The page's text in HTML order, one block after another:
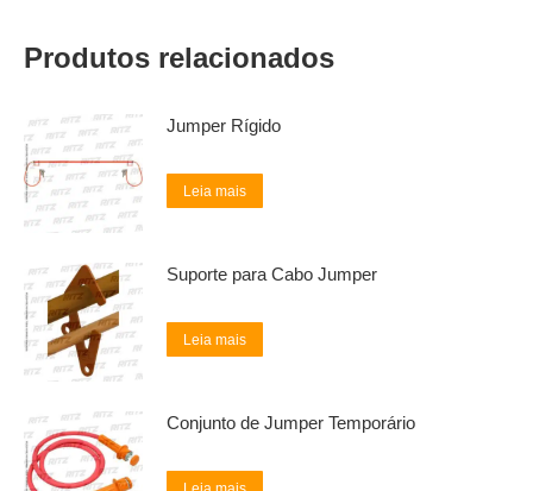
Produtos relacionados
Jumper Rígido
Leia mais
Suporte para Cabo Jumper
Leia mais
Conjunto de Jumper Temporário